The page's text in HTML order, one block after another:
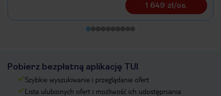
1 649 zł/os.
Pobierz bezpłatną aplikację TUI
Szybkie wyszukiwanie i przeglądanie ofert
Lista ulubionych ofert i możliwość ich udostępniania